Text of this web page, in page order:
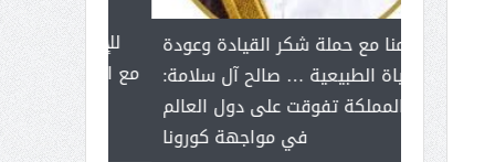
للإبداع
مع الأمين
بنت
تزامنا مع حملة شكر القيادة وعودة
الحياة الطبيعية … صالح آل سلامة:
المملكة تفوقت على دول العالم
في مواجهة كورونا
شرمه:
برامج
أساس
عملنا